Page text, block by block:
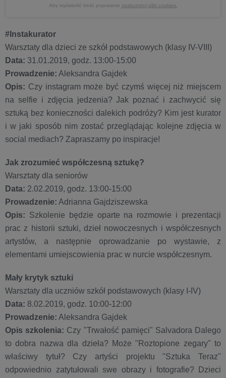
Aby wyświetlić treść poprawnie zaakceptuj pliki cookies.
#Instakurator
Warsztaty dla dzieci ze szkół podstawowych (klasy IV-VIII)
Data: 31.01.2019, godz. 13:00-15:00
Prowadzenie: Aleksandra Gajdek
Opis: Czy instagram może być czymś więcej niż miejscem
na selfie i zdjęcia jedzenia? Jak poznać i zachwycić się
sztuką bez konieczności dalekich podróży? Kim jest kurator
i w jaki sposób nim zostać przeglądając kolejne zdjęcia w
social mediach? Zapraszamy po inspiracje!
Jak zrozumieć współczesną sztukę?
Warsztaty dla seniorów
Data: 2.02.2019, godz. 13:00-15:00
Prowadzenie: Adrianna Gajdziszewska
Opis: Szkolenie będzie oparte na rozmowie i prezentacji
prac z historii sztuki, dzieł nowoczesnych i współczesnych
artystów, a następnie oprowadzanie po wystawie, z
elementami umiejscowienia prac w nurcie współczesnym.
Mały krytyk sztuki
Warsztaty dla uczniów szkół podstawowych (klasy I-IV)
Data: 8.02.2019, godz. 10:00-12:00
Prowadzenie: Aleksandra Gajdek
Opis szkolenia: Czy "Trwałość pamięci" Salvadora Dalego
to dobra nazwa dla dzieła? Może "Roztopione zegary" to
właściwy tytuł? Czy artyści projektu "Sztuka Teraz"
odpowiednio zatytułowali swe obrazy i fotografie? Dzieci